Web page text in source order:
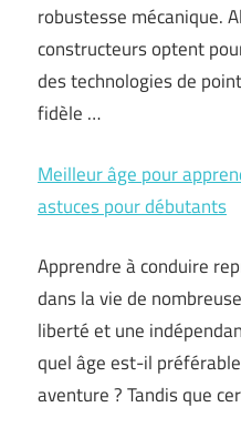
robustesse mécanique.
constructeurs optent
des technologies de
fidèle …
Meilleur âge pour
astuces pour débutants
Apprendre à conduire
dans la vie de
liberté et une
quel âge est-il
aventure ? Tandis que